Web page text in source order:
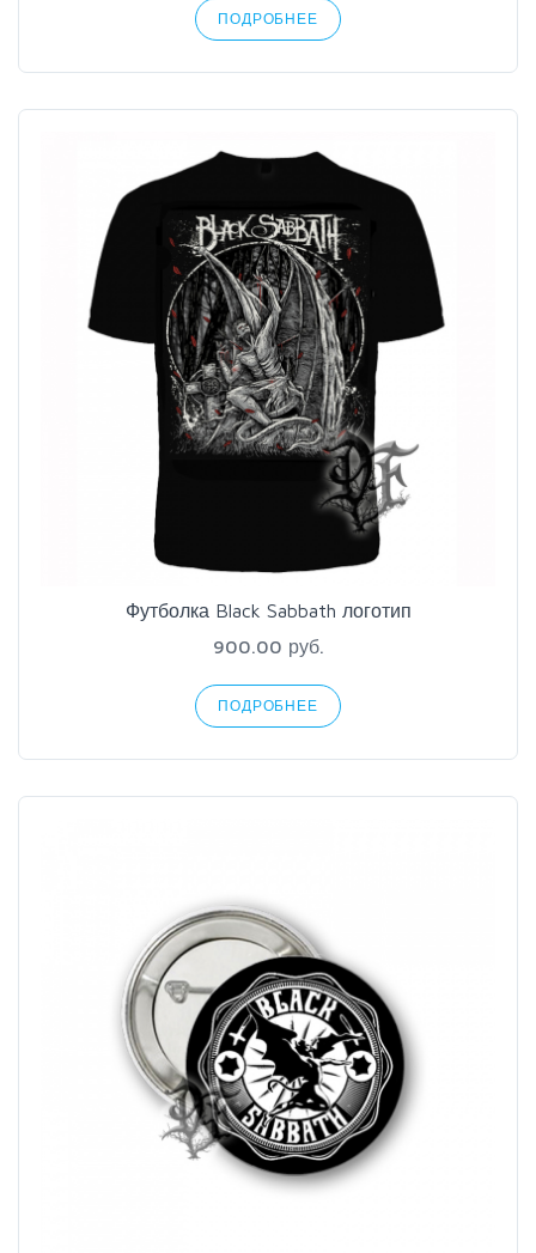
ПОДРОБНЕЕ
Футболка Black Sabbath логотип
900.00 руб.
ПОДРОБНЕЕ